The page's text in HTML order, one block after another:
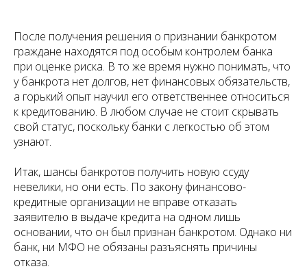
После получения решения о признании банкротом
граждане находятся под особым контролем банка
при оценке риска. В то же время нужно понимать, что
у банкрота нет долгов, нет финансовых обязательств,
а горький опыт научил его ответственнее относиться
к кредитованию. В любом случае не стоит скрывать
свой статус, поскольку банки с легкостью об этом
узнают.
Итак, шансы банкротов получить новую ссуду
невелики, но они есть. По закону финансово-
кредитные организации не вправе отказать
заявителю в выдаче кредита на одном лишь
основании, что он был признан банкротом. Однако ни
банк, ни МФО не обязаны разъяснять причины
отказа.